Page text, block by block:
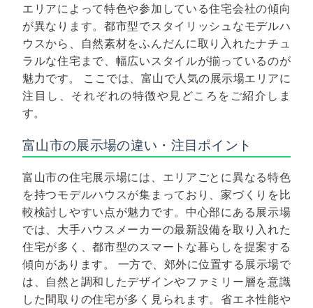
エリアによって特色や参加している住宅会社の傾向
が異なります。都市型でスタイリッシュなモデルハ
ウスから、自然素材をふんだんに取り入れたナチュ
ラルな住宅まで、幅広いスタイルが揃っているのが
魅力です。
ここでは、富山で人気の展示場エリアに
注目し、それぞれの特徴や見どころをご紹介しま
す。
富山市の展示場の違い・注目ポイント
富山市の住宅展示場には、エリアごとに異なる特色
を持つモデルハウスが集まっており、家づくりを比
較検討しやすい点が魅力です。中心部にある展示場
では、大手ハウスメーカーの最新設備を取り入れた
住宅が多く、都市型のスマートな暮らしを提案する
傾向があります。
一方で、郊外に位置する展示場で
は、自然と調和したデザインやファミリー層を意識
した間取りの住宅が多く見られます。省エネ性能や